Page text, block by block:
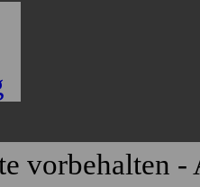
vorbehalten